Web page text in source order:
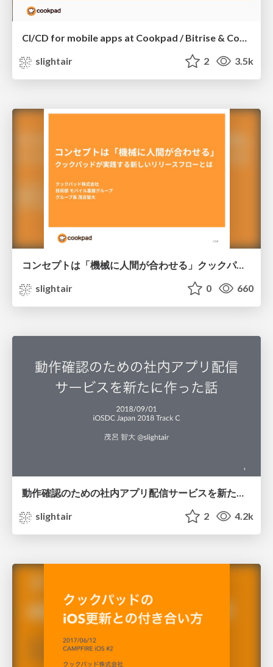
CI/CD for mobile apps at Cookpad / Bitrise & Cookpad Developer Meetup
slightair
2 3.5k
コンセプトは「機械に人間が合わせる」クックパッドが実践する新しいリリースフローとは / @IT seminar 2018 12 14
slightair
0 660
動作確認のための社内アプリ配信サービスを新たに作った話 / iOSDC 2018
slightair
2 4.2k